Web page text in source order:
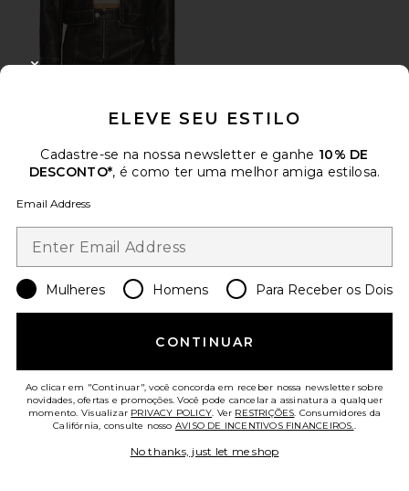
$144
ELEVE SEU ESTILO
Cadastre-se na nossa newsletter e ganhe 10% DE
DESCONTO*, é como ter uma melhor amiga estilosa.
Email Address
Mulheres Homens Para Receber os Dois
CONTINUAR
Ao clicar em "Continuar", você concorda em receber nossa newsletter sobre
novidades, ofertas e promoções. Você pode cancelar a assinatura a qualquer
momento. Visualizar PRIVACY POLICY. Ver RESTRIÇÕES. Consumidores da
Califórnia, consulte nosso AVISO DE INCENTIVOS FINANCEIROS..
No thanks, just let me shop